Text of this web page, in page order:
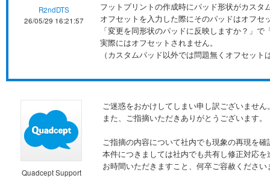
R2ndDTS
26/05/29 16:21:57
フットプリントの作成時にパッド形状がカスタ
オフセットを入力した際にそのパッドはオフセ
「変更を同形状のパッドに反映しますか？」
実際にはオフセットされません。
（カスタムパッド以外では問題無くオフセッ
Quadcept Support
ご迷惑をおかけしてしまい申し訳ございません
また、ご指摘いただきありがとうございます。
ご指摘の内容について社内でも現象の再現を
本件につきましては社内でも共有し修正対応
お時間いただきますこと、何卒ご容赦ください